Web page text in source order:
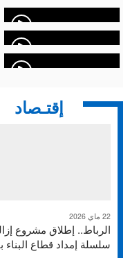
إقتـصاد
22 ماي 2026
الرباط.. إطلاق مشروع
سلسلة إمداد قطاع البناء